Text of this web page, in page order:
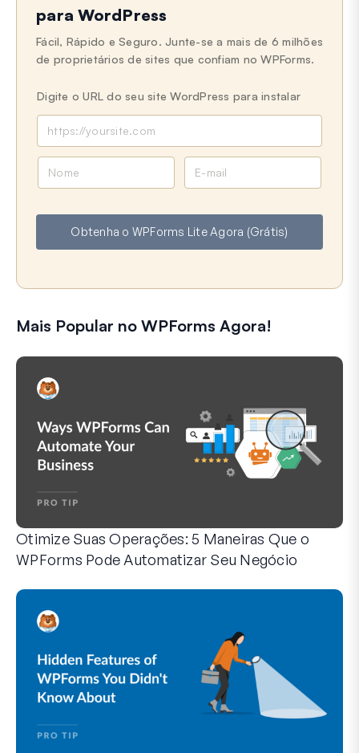
para WordPress
Fácil, Rápido e Seguro. Junte-se a mais de 6 milhões
de proprietários de sites que confiam no WPForms.
Digite o URL do seu site WordPress para instalar
e
a
l
Obtenha o WPForms Lite Agora (Grátis)
Mais Popular no WPForms Agora!
Otimize Suas Operações: 5 Maneiras Que o
WPForms Pode Automatizar Seu Negócio